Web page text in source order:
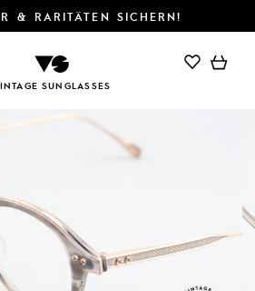
& RARITÄTEN SICHERN!
SUNGLASSES
IN DEN WARENKORB